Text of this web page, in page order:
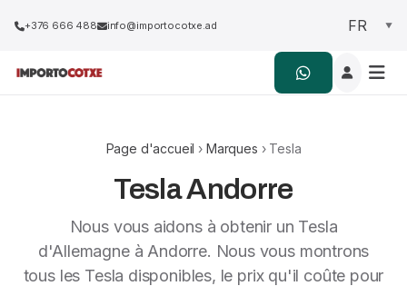
+376 666 488 info@importocotxe.ad
Page d'accueil › Marques › Tesla
Tesla Andorre
Nous vous aidons à obtenir un Tesla
d'Allemagne à Andorre. Nous vous montrons
tous les Tesla disponibles, le prix qu'il coûte pour